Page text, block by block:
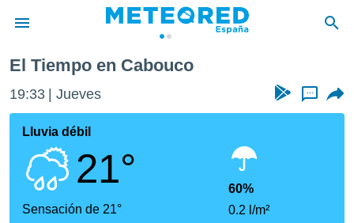
de
por
se
calidad.
a este
las
El Tiempo en Cabouco
19:33 Jueves ...
Lluvia débil
21°
Sensación de 21°
60%
0.2 l/m²